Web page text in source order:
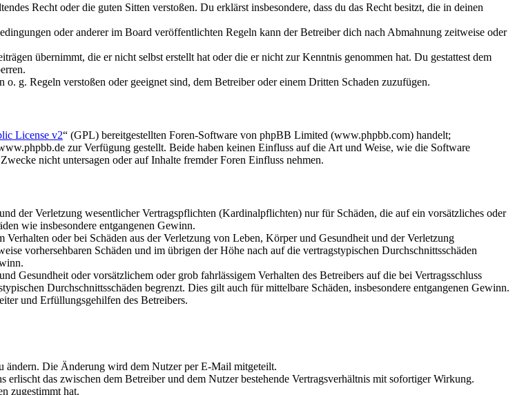
Recht oder die guten Sitten verstoßen. Du erklärst insbesondere, dass du das Recht besitzt, die in deinen
oder anderer im Board veröffentlichten Regeln kann der Betreiber dich nach Abmahnung zeitweise oder
übernimmt, die er nicht selbst erstellt hat oder die er nicht zur Kenntnis genommen hat. Du gestattest dem
g. Regeln verstoßen oder geeignet sind, dem Betreiber oder einem Dritten Schaden zuzufügen.
License v2“ (GPL) bereitgestellten Foren-Software von phpBB Limited (www.phpbb.com) handelt;
zur Verfügung gestellt. Beide haben keinen Einfluss auf die Art und Weise, wie die Software
nicht untersagen oder auf Inhalte fremder Foren Einfluss nehmen.
der Verletzung wesentlicher Vertragspflichten (Kardinalpflichten) nur für Schäden, die auf ein vorsätzliches oder
wie insbesondere entgangenen Gewinn.
oder bei Schäden aus der Verletzung von Leben, Körper und Gesundheit und der Verletzung
vorhersehbaren Schäden und im übrigen der Höhe nach auf die vertragstypischen Durchschnittsschäden
Gesundheit oder vorsätzlichem oder grob fahrlässigem Verhalten des Betreibers auf die bei Vertragsschluss
Durchschnittsschäden begrenzt. Dies gilt auch für mittelbare Schäden, insbesondere entgangenen Gewinn.
und Erfüllungsgehilfen des Betreibers.
ändern. Die Änderung wird dem Nutzer per E-Mail mitgeteilt.
das zwischen dem Betreiber und dem Nutzer bestehende Vertragsverhältnis mit sofortiger Wirkung.
zugestimmt hat.